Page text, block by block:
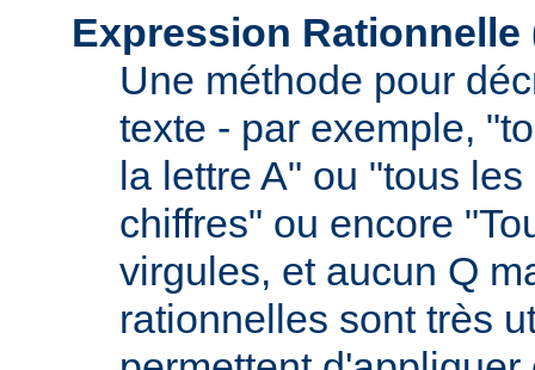
Expression
Une méthode pour
texte - par exemple,
la lettre A" ou "tous
chiffres" ou encore
virgules, et aucun Q
rationnelles sont très